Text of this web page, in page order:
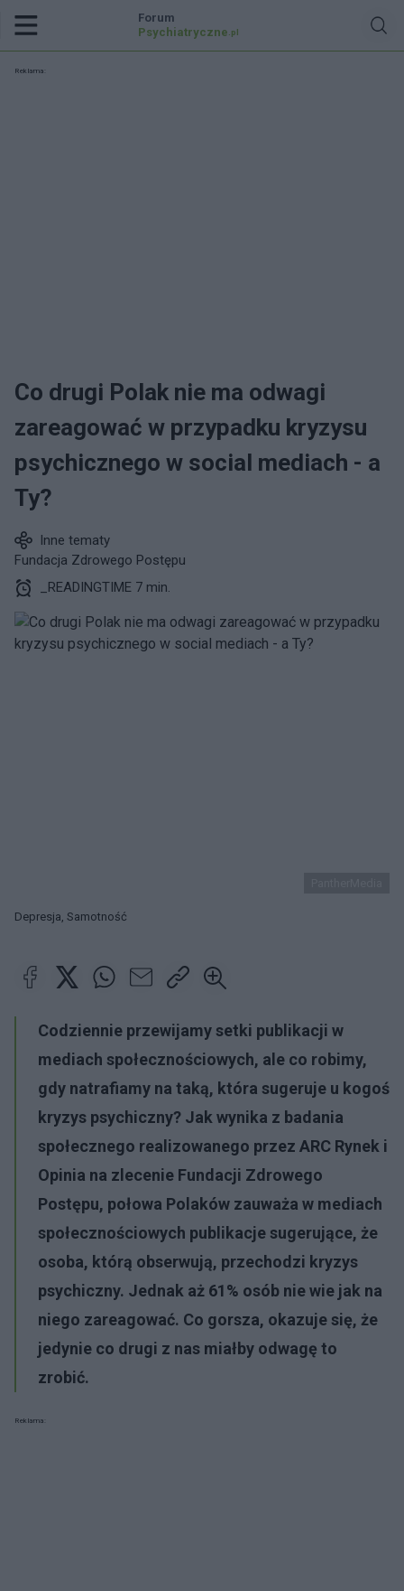
Forum
Psychiatryczne .pl
Reklama:
Co drugi Polak nie ma odwagi
zareagować w przypadku kryzysu
psychicznego w social mediach - a
Ty?
Inne tematy
Fundacja Zdrowego Postępu
_READINGTIME 7 min.
Depresja, Samotność
Codziennie przewijamy setki publikacji w
mediach społecznościowych, ale co robimy,
gdy natrafiamy na taką, która sugeruje u kogoś
kryzys psychiczny? Jak wynika z badania
społecznego realizowanego przez ARC Rynek i
Opinia na zlecenie Fundacji Zdrowego
Postępu, połowa Polaków zauważa w mediach
społecznościowych publikacje sugerujące, że
osoba, którą obserwują, przechodzi kryzys
psychiczny. Jednak aż 61% osób nie wie jak na
niego zareagować. Co gorsza, okazuje się, że
jedynie co drugi z nas miałby odwagę to
zrobić.
Reklama: